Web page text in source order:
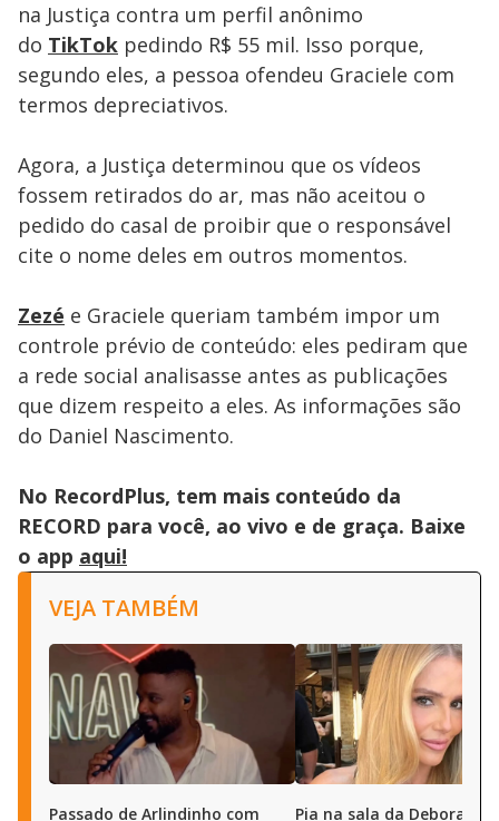
na Justiça contra um perfil anônimo
do TikTok pedindo R$ 55 mil. Isso porque,
segundo eles, a pessoa ofendeu Graciele com
termos depreciativos.
Agora, a Justiça determinou que os vídeos
fossem retirados do ar, mas não aceitou o
pedido do casal de proibir que o responsável
cite o nome deles em outros momentos.
Zezé e Graciele queriam também impor um
controle prévio de conteúdo: eles pediram que
a rede social analisasse antes as publicações
que dizem respeito a eles. As informações são
do Daniel Nascimento.
No RecordPlus, tem mais conteúdo da
RECORD para você, ao vivo e de graça. Baixe
o app aqui!
VEJA TAMBÉM
Passado de Arlindinho com
Pia na sala da Deborah